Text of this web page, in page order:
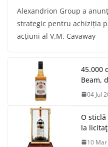
Alexandrion Group a
strategic pentru achiziția
acțiuni al V.M. Cavaway –
45.000
Beam,
04 Jul
O
la
10